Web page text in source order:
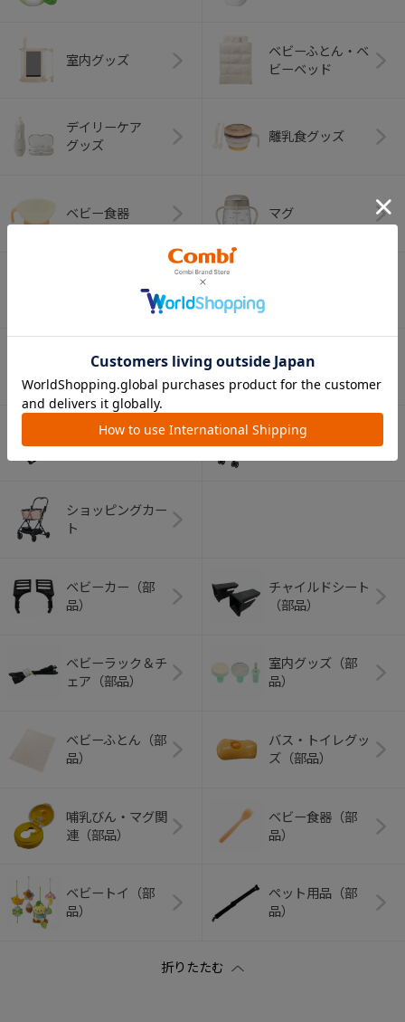
室内グッズ
ベビーふとん・ベ
ビーベッド
デイリーケア
グッズ
離乳食グッズ
ベビー食器 マグ
オーラルケア
ベビートイ
アウトドアグッズ
ペット用品
ショッピングカー
ト
ベビーカー（部
品）
チャイルドシート
（部品）
ベビーラック＆チ
ェア（部品）
室内グッズ（部
品）
ベビーふとん（部
品）
バス・トイレグッ
ズ（部品）
哺乳びん・マグ関
連（部品）
ベビー食器（部
品）
ベビートイ（部
品）
ペット用品（部
品）